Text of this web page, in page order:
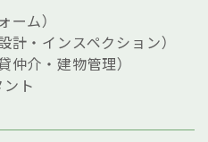
ーム）
計・インスペクション）
仲介・建物管理）
ト